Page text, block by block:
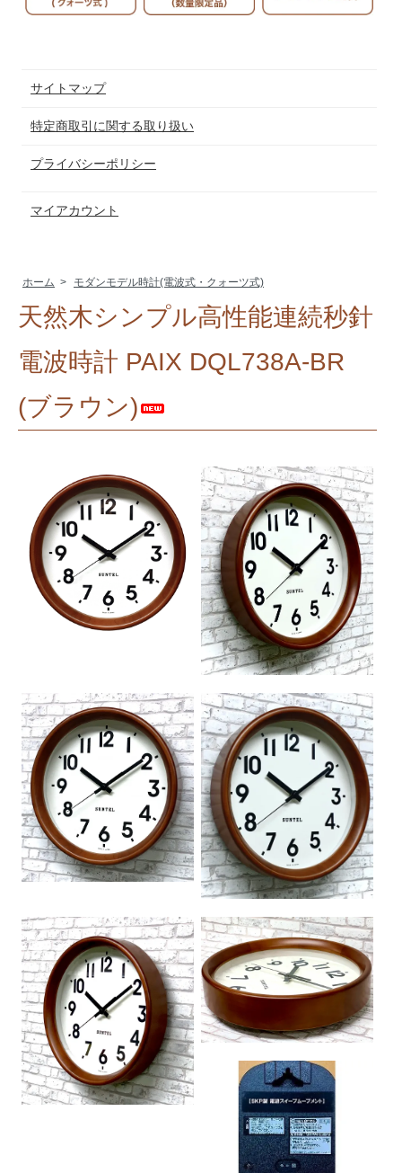
サイトマップ
特定商取引に関する取り扱い
プライバシーポリシー
マイアカウント
ホーム > モダンモデル時計(電波式・クォーツ式)
天然木シンプル高性能連続秒針
電波時計 PAIX DQL738A-BR
(ブラウン)